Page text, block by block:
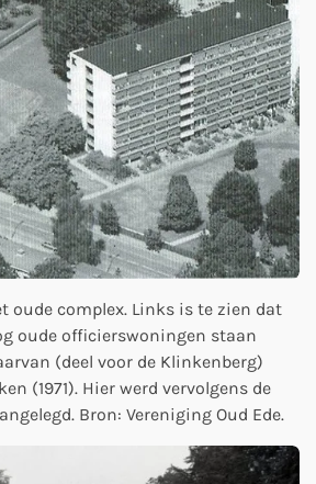
oude complex. Links is te zien dat
oude officierswoningen staan
(deel voor de Klinkenberg)
(1971). Hier werd vervolgens de
Bron: Vereniging Oud Ede.